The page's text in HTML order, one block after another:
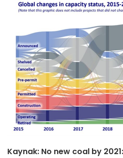
Kaynak: No new coal by